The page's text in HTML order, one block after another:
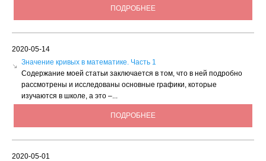
ПОДРОБНЕЕ
2020-05-14
Значение кривых в математике. Часть 1
Содержание моей статьи заключается в том, что в ней подробно
рассмотрены и исследованы основные графики, которые
изучаются в школе, а это –...
ПОДРОБНЕЕ
2020-05-01